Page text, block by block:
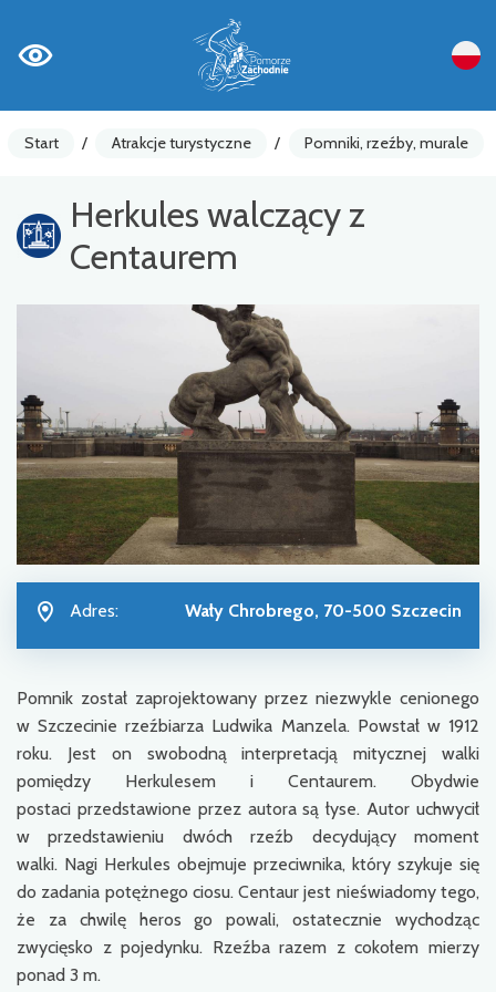
Start / Atrakcje turystyczne / Pomniki, rzeźby, murale
Herkules walczący z
Centaurem
Adres: Wały Chrobrego, 70-500 Szczecin
Pomnik został zaprojektowany przez niezwykle cenionego
w Szczecinie rzeźbiarza Ludwika Manzela. Powstał w 1912
roku. Jest on swobodną interpretacją mitycznej walki
pomiędzy Herkulesem i Centaurem. Obydwie
postaci przedstawione przez autora są łyse. Autor uchwycił
w przedstawieniu dwóch rzeźb decydujący moment
walki. Nagi Herkules obejmuje przeciwnika, który szykuje się
do zadania potężnego ciosu. Centaur jest nieświadomy tego,
że za chwilę heros go powali, ostatecznie wychodząc
zwycięsko z pojedynku. Rzeźba razem z cokołem mierzy
ponad 3 m.